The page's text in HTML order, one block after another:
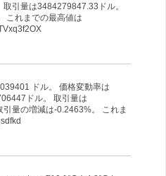
引量は3484279847.33ドル。
これまでの最高値は
ドル。 価格変動率は
ドル。 取引量は
量の増減は-0.2463%。 これま